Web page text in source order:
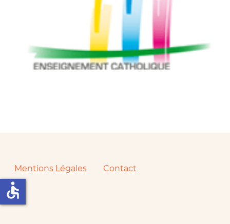
Mentions Légales Contact
accessible